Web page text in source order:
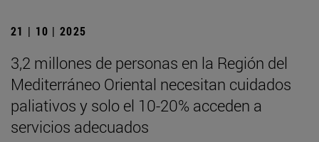
21 | 10 | 2025
3,2 millones de personas en la Región del
Mediterráneo Oriental necesitan cuidados
paliativos y solo el 10-20% acceden a
servicios adecuados